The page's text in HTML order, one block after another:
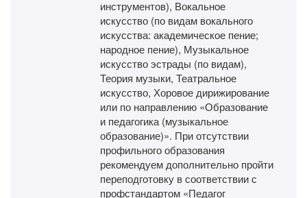
инструментов), Вокальное
искусство (по видам вокального
искусства: академическое пение;
народное пение), Музыкальное
искусство эстрады (по видам),
Теория музыки, Театральное
искусство, Хоровое дирижирование
или по направлению «Образование
и педагогика (музыкальное
образование)». При отсутствии
профильного образования
рекомендуем дополнительно пройти
переподготовку в соответствии с
профстандартом «Педагог